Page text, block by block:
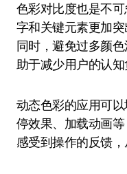
色彩对比度也是不
字和关键元素更加突
同时，避免过多颜
助于减少用户的认知
动态色彩的应用可
停效果、加载动画
感受到操作的反馈，